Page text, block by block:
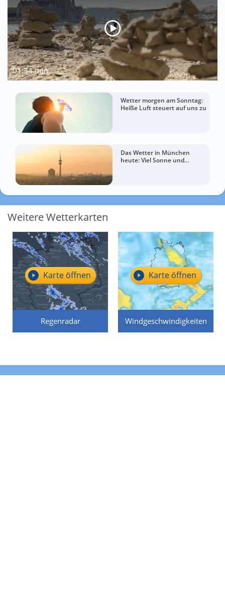
01:34 min
Wetter morgen am Sonntag:
Heiße Luft steuert auf uns zu
Das Wetter in München
heute: Viel Sonne und
Weitere Wetterkarten
Regenradar
Karte öffnen
Windgeschwindigkeiten
Karte öffnen